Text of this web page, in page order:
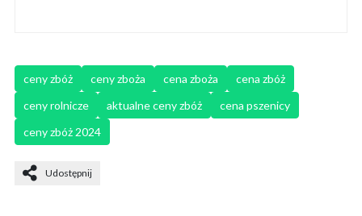
ceny zbóż ceny zboża cena zboża
cena zbóż
ceny rolnicze
aktualne ceny zbóż
cena pszenicy
ceny zbóż 2024
Udostępnij